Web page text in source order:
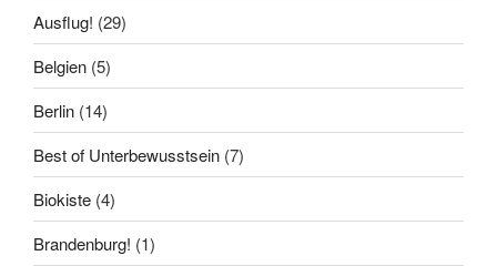
Ausflug! (29)
Belgien (5)
Berlin (14)
Best of Unterbewusstsein (7)
Biokiste (4)
Brandenburg! (1)